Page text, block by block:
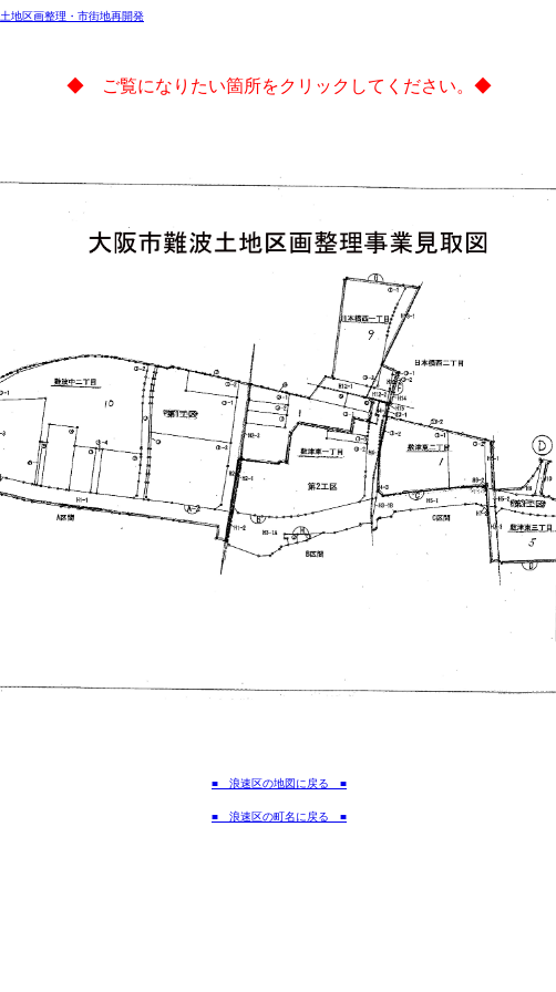
土地区画整理・市街地再開発
◆ ご覧になりたい箇所をクリックしてください。◆
■ 浪速区の地図に戻る ■
■ 浪速区の町名に戻る ■